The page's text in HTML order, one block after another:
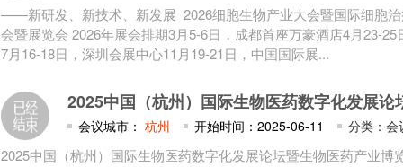
——新研发、新技术、新发展 2026细胞生物产业大会暨国际细胞
会暨展览会 2026年展会排期3月5-6日，成都首座万豪酒店4月23-
7月16-18日，深圳会展中心11月19-21日，中国国际展...
2025中国（杭州）国际生物医药数字化发展论
会议城市： 杭州 开始时间：2025-06-11 分类：会
2025中国（杭州）国际生物医药数字化发展论坛暨生物医药产业博